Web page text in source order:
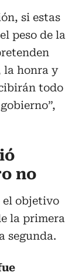
si estas
peso de la
la honra y
todo
no
el objetivo
la primera
segunda.